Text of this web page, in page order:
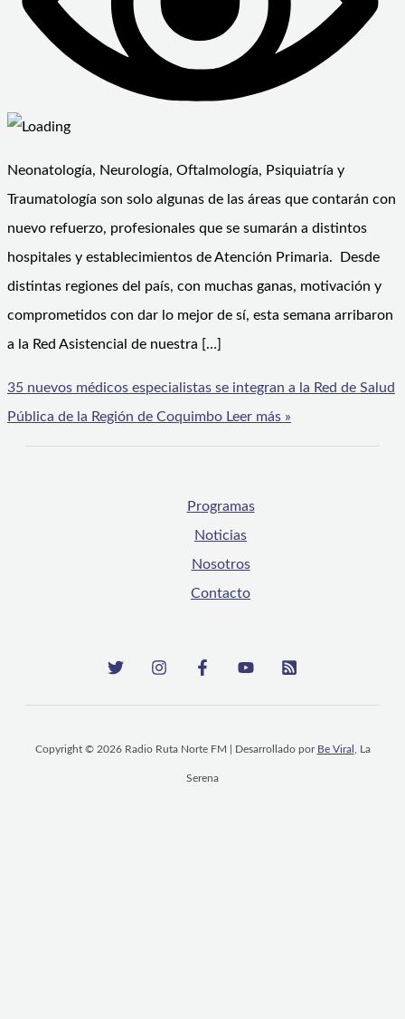
Neonatología, Neurología, Oftalmología, Psiquiatría y
Traumatología son solo algunas de las áreas que contarán con
nuevo refuerzo, profesionales que se sumarán a distintos
hospitales y establecimientos de Atención Primaria. Desde
distintas regiones del país, con muchas ganas, motivación y
comprometidos con dar lo mejor de sí, esta semana arribaron
a la Red Asistencial de nuestra […]
35 nuevos médicos especialistas se integran a la Red de Salud
Pública de la Región de Coquimbo Leer más »
Programas
Noticias
Nosotros
Contacto
Copyright © 2026 Radio Ruta Norte FM | Desarrollado por Be Viral , La
Serena